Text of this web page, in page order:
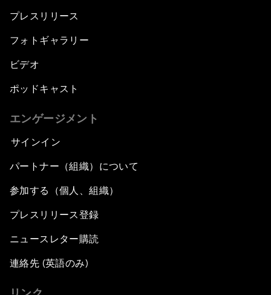
プレスリリース
フォトギャラリー
ビデオ
ポッドキャスト
エンゲージメント
サインイン
パートナー（組織）について
参加する（個人、組織）
プレスリリース登録
ニュースレター購読
連絡先 (英語のみ)